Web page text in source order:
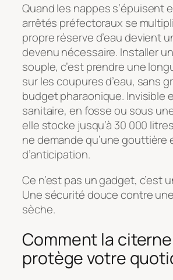
Quand les nappes s’épuisent
arrêtés préfectoraux se
propre réserve d’eau devient
devenu nécessaire. Installer
souple, c’est prendre une
sur les coupures d’eau, sans
budget pharaonique. Invisible
sanitaire, en fosse ou sous
elle stocke jusqu’à 30 000
ne demande qu’une gouttière
d’anticipation.
Ce n’est pas un gadget, c’est
Une sécurité douce contre
sèche.
Comment la
protège votre